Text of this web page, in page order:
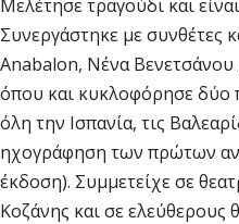
Μελέτησε τραγούδι και
Συνεργάστηκε με
Anabalon, Νένα Βενετσάνου
όπου και κυκλοφόρησε δύο
όλη την Ισπανία, τις
ηχογράφηση των πρώτων
έκδοση). Συμμετείχε σε
Κοζάνης και σε ελεύθερους